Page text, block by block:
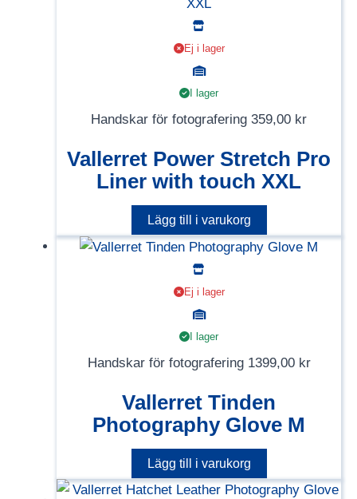
Ej i lager
I lager
Handskar för fotografering 359,00 kr
Vallerret Power Stretch Pro
Liner with touch XXL
Lägg till i varukorg
Ej i lager
I lager
Handskar för fotografering 1399,00 kr
Vallerret Tinden
Photography Glove M
Lägg till i varukorg